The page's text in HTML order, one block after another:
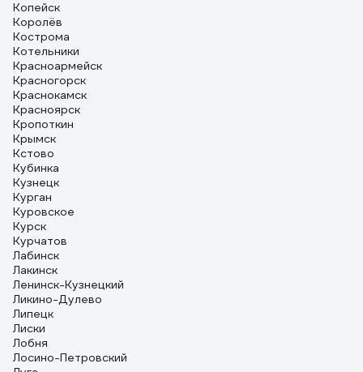
Копейск
Королёв
Кострома
Котельники
Красноармейск
Красногорск
Краснокамск
Красноярск
Кропоткин
Крымск
Кстово
Кубинка
Кузнецк
Курган
Куровское
Курск
Курчатов
Лабинск
Лакинск
Ленинск-Кузнецкий
Ликино-Дулево
Липецк
Лиски
Лобня
Лосино-Петровский